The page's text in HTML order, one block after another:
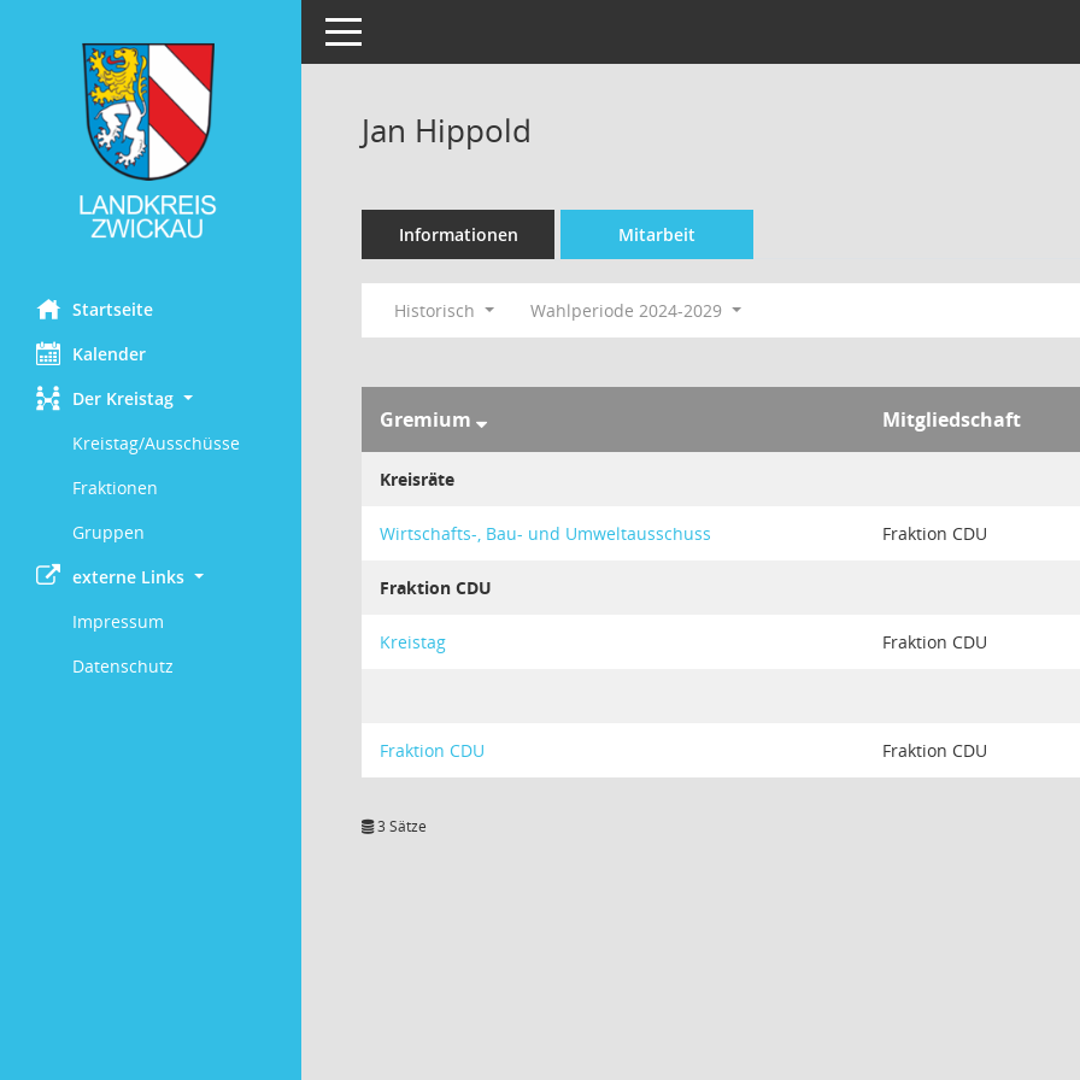
Startseite
Kalender
Der Kreistag
Kreistag/Ausschüsse
Fraktionen
Gruppen
externe Links
Impressum
Datenschutz
Toggle navigation
Jan Hippold
Informationen Mitarbeit
Historisch Wahlperiode 2024-2029
Gremium Mitgliedschaft
Kreisräte
Wirtschafts-, Bau- und Umweltausschuss Fraktion CDU
Fraktion CDU
Kreistag Fraktion CDU
Fraktion CDU Fraktion CDU
3 Sätze